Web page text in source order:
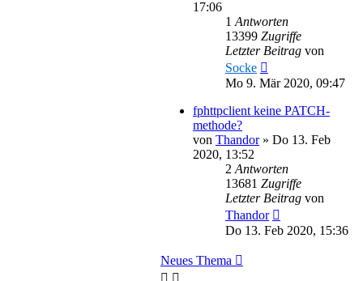
17:06
1 Antworten
13399 Zugriffe
Letzter Beitrag von
Socke
Mo 9. Mär 2020, 09:47
fphttpclient keine PATCH-
methode?
von Thandor» Do 13. Feb
2020, 13:52
2 Antworten
13681 Zugriffe
Letzter Beitrag von
Thandor
Do 13. Feb 2020, 15:36
Neues Thema